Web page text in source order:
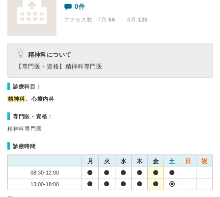
0件
アクセス数 7月:66 | 6月:125
精神科について
【専門医・資格】 精神科専門医
診療科目：
精神科 、心療内科
専門医・資格：
精神科専門医
診療時間
月 火 水 木 金 土 日 祝
08:30-12:00
13:00-18:00